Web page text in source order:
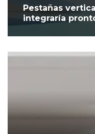
Pestañas
integraría